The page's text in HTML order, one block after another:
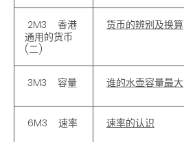
2M3 香港
通用的货币
(二)
货币的辨别及换算
3M3 容量 谁的水壶容量最大
6M3 速率 速率的认识